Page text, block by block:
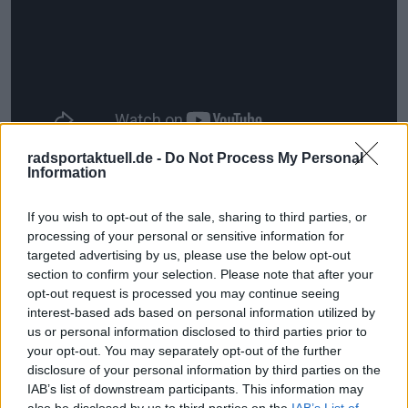
radsportaktuell.de - Do Not Process My Personal
Information
If you wish to opt-out of the sale, sharing to third parties, or
processing of your personal or sensitive information for
targeted advertising by us, please use the below opt-out
section to confirm your selection. Please note that after your
opt-out request is processed you may continue seeing
interest-based ads based on personal information utilized by
us or personal information disclosed to third parties prior to
your opt-out. You may separately opt-out of the further
disclosure of your personal information by third parties on the
IAB’s list of downstream participants. This information may
Jetzt kostenlos den RadsportAktuell-
Newsletter abonnieren!
Nachdem du auf „Abonnieren“ geklickt hast,
erhältst du sofort eine E-Mail von uns. Bei
einigen Lesern landet diese im Spam-
Ordner – überprüfe ihn daher bitte ebenfalls.
Alle wichtigen News, Ergebnisse und
Rennvorschauen – täglich kompakt per E-
Mail.